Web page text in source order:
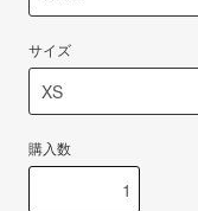
サイズ
購入数